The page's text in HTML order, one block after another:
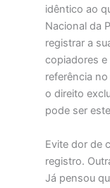
idêntico ao
Nacional da
registrar a
copiadores
referência
o direito
pode ser
Evite dor de
registro.
Já pensou